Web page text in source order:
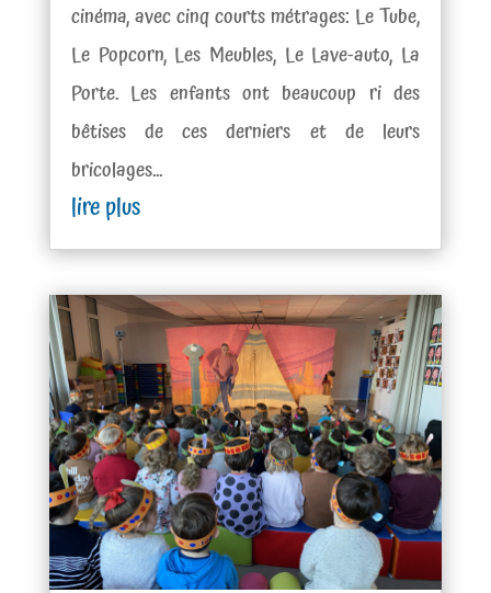
cinéma, avec cinq courts métrages: Le Tube,
Le Popcorn, Les Meubles, Le Lave-auto, La
Porte. Les enfants ont beaucoup ri des
bêtises de ces derniers et de leurs
bricolages...
lire plus